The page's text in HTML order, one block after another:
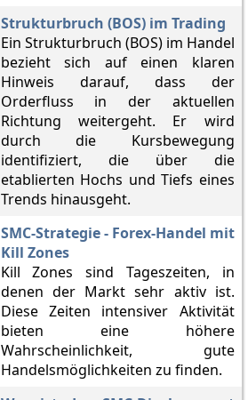
Strukturbruch (BOS) im Trading
Ein Strukturbruch (BOS) im Handel
bezieht sich auf einen klaren
Hinweis darauf, dass der
Orderfluss in der aktuellen
Richtung weitergeht. Er wird
durch die Kursbewegung
identifiziert, die über die
etablierten Hochs und Tiefs eines
Trends hinausgeht.
SMC-Strategie - Forex-Handel mit
Kill Zones
Kill Zones sind Tageszeiten, in
denen der Markt sehr aktiv ist.
Diese Zeiten intensiver Aktivität
bieten eine höhere
Wahrscheinlichkeit, gute
Handelsmöglichkeiten zu finden.